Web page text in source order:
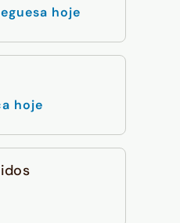
hoje
hoje